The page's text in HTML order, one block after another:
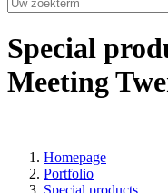
Special
Meeting
Homepage
Portfolio
Special products